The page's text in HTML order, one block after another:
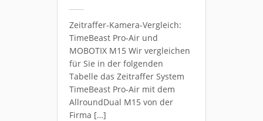
Zeitraffer-Kamera-Vergleich:
TimeBeast Pro-Air und
MOBOTIX M15 Wir vergleichen
für Sie in der folgenden
Tabelle das Zeitraffer System
TimeBeast Pro-Air mit dem
AllroundDual M15 von der
Firma […]